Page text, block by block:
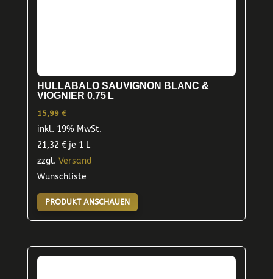
HULLABALO SAUVIGNON BLANC &
VIOGNIER 0,75 L
15,99 €
inkl. 19% MwSt.
21,32 €je 1 L
zzgl. Versand
Wunschliste
PRODUKT ANSCHAUEN